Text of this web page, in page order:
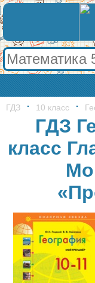
ГДЗ 10 класс
ГДЗ
класс